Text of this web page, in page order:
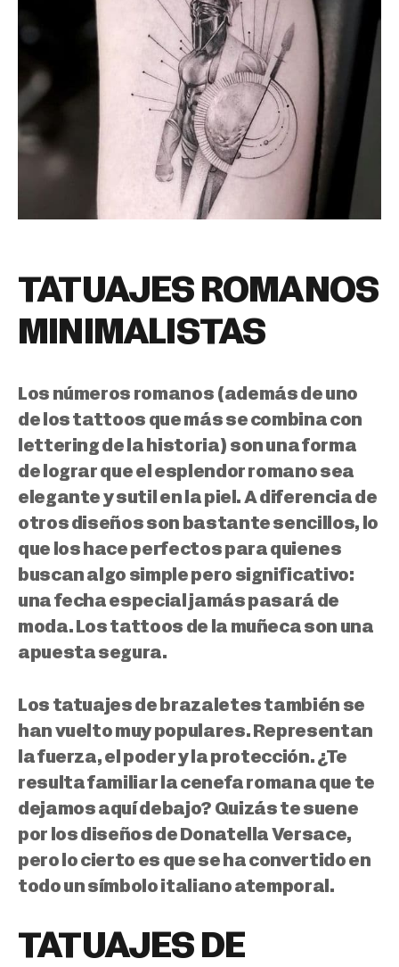
TATUAJES ROMANOS
MINIMALISTAS
Los números romanos (además de uno
de los tattoos que más se combina con
lettering de la historia) son una forma
de lograr que el esplendor romano sea
elegante y sutil en la piel. A diferencia de
otros diseños son bastante sencillos, lo
que los hace perfectos para quienes
buscan algo simple pero significativo:
una fecha especial jamás pasará de
moda. Los tattoos de la muñeca son una
apuesta segura.
Los tatuajes de brazaletes también se
han vuelto muy populares. Representan
la fuerza, el poder y la protección. ¿Te
resulta familiar la cenefa romana que te
dejamos aquí debajo? Quizás te suene
por los diseños de Donatella Versace,
pero lo cierto es que se ha convertido en
todo un símbolo italiano atemporal.
TATUAJES DE